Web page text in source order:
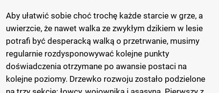
Aby ułatwić sobie choć trochę każde starcie w grze, a
uwierzcie, że nawet walka ze zwykłym dzikiem w lesie
potrafi być desperacką walką o przetrwanie, musimy
regularnie rozdysponowywać kolejne punkty
doświadczenia otrzymane po awansie postaci na
kolejne poziomy. Drzewko rozwoju zostało podzielone